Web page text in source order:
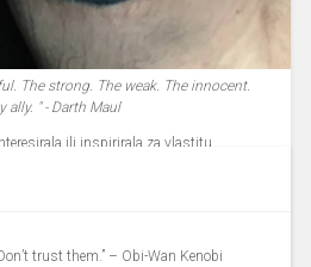
The strong. The weak. The innocent.
ally. " - Darth Maul
ili inspirirala za vlastitu
trust them.” – Obi-Wan Kenobi